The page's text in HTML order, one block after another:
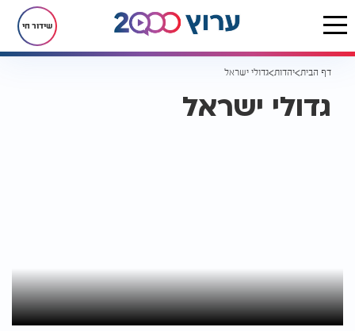
שידור חי
דף הבית יהדות גדולי ישראל
גדולי ישראל